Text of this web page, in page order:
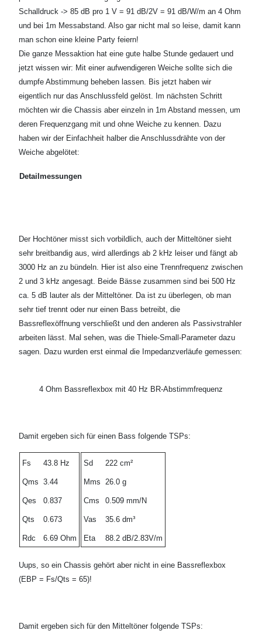
Schalldruck -> 85 dB pro 1 V = 91 dB/2V = 91 dB/W/m an 4 Ohm
und bei 1m Messabstand. Also gar nicht mal so leise, damit kann
man schon eine kleine Party feiern!
Die ganze Messaktion hat eine gute halbe Stunde gedauert und
jetzt wissen wir: Mit einer aufwendigeren Weiche sollte sich die
dumpfe Abstimmung beheben lassen. Bis jetzt haben wir
eigentlich nur das Anschlussfeld gelöst. Im nächsten Schritt
möchten wir die Chassis aber einzeln in 1m Abstand messen, um
deren Frequenzgang mit und ohne Weiche zu kennen. Dazu
haben wir der Einfachheit halber die Anschlussdrähte von der
Weiche abgelötet:
Detailmessungen
Der Hochtöner misst sich vorbildlich, auch der Mitteltöner sieht
sehr breitbandig aus, wird allerdings ab 2 kHz leiser und fängt ab
3000 Hz an zu bündeln. Hier ist also eine Trennfrequenz zwischen
2 und 3 kHz angesagt. Beide Bässe zusammen sind bei 500 Hz
ca. 5 dB lauter als der Mitteltöner. Da ist zu überlegen, ob man
sehr tief trennt oder nur einen Bass betreibt, die
Bassreflexöffnung verschließt und den anderen als Passivstrahler
arbeiten lässt. Mal sehen, was die Thiele-Small-Parameter dazu
sagen. Dazu wurden erst einmal die Impedanzverläufe gemessen:
4 Ohm Bassreflexbox mit 40 Hz BR-Abstimmfrequenz
Damit ergeben sich für einen Bass folgende TSPs:
Fs 43.8 Hz
Qms 3.44
Qes 0.837
Qts 0.673
Rdc 6.69 Ohm
Sd 222 cm²
Mms 26.0 g
Cms 0.509 mm/N
Vas 35.6 dm³
Eta 88.2 dB/2.83V/m
Uups, so ein Chassis gehört aber nicht in eine Bassreflexbox
(EBP = Fs/Qts = 65)!
Damit ergeben sich für den Mitteltöner folgende TSPs: